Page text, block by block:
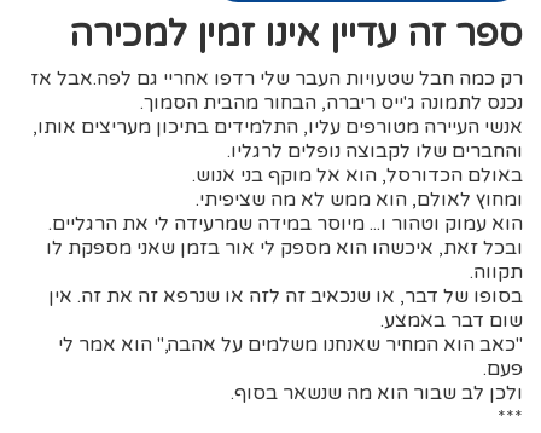
ספר זה עדיין אינו זמין למכירה
רק כמה חבל שטעויות העבר שלי רדפו אחריי גם לפה.אבל אז
נכנס לתמונה ג'ייס ריברה, הבחור מהבית הסמוך.
אנשי העיירה מטורפים עליו, התלמידים בתיכון מעריצים אותו,
והחברים שלו לקבוצה נופלים לרגליו.
באולם הכדורסל, הוא אל מוקף בני אנוש.
ומחוץ לאולם, הוא ממש לא מה שציפיתי.
הוא עמוק וטהור ו... מיוסר במידה שמרעידה לי את הרגליים.
ובכל זאת, איכשהו הוא מספק לי אור בזמן שאני מספקת לו
תקווה.
בסופו של דבר, או שנכאיב זה לזה או שנרפא זה את זה. אין
שום דבר באמצע.
"כאב הוא המחיר שאנחנו משלמים על אהבה," הוא אמר לי
פעם.
ולכן לב שבור הוא מה שנשאר בסוף.
***